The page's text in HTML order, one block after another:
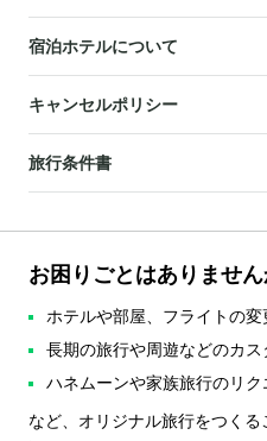
宿泊ホテルについて
キャンセルポリシー
旅行条件書
お困りごとはありません
ホテルや部屋、フライトの変
長期の旅行や周遊などのカス
ハネムーンや家族旅行のリク
など、オリジナル旅行をつく